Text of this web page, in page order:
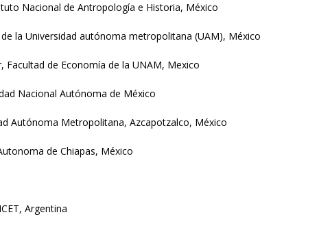
Nacional de Antropología e Historia, México
la Universidad autónoma metropolitana (UAM), México
de Economía de la UNAM, Mexico
Nacional Autónoma de México
Autónoma Metropolitana, Azcapotzalco, México
de Chiapas, México
Argentina